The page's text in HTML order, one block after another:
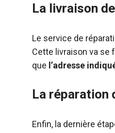
La livraison
Le service de
Cette livraison va se
que l’adresse
La réparation
Enfin, la dernière